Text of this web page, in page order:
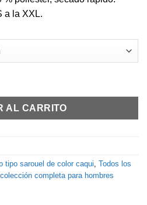
a la XXL.
kyYn Kaki
AL CARRITO
tipo sarouel de color caqui Todos los
completa para hombres